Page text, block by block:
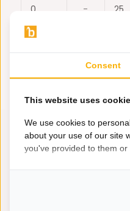
-
Consent
This website uses
We use cookies to
about your use of our site
you've provided to them